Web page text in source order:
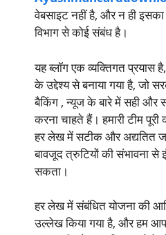
वेबसाइट नहीं है, और न ही इसका
विभाग से कोई संबंध है।
यह ब्लॉग एक व्यक्तिगत प्रयास
के उद्देश्य से बनाया गया है, जो
बैकिंग , न्यूज के बारे में सही और
करना चाहते हैं। हमारी टीम
हर लेख में सटीक और अद्यतित
बावजूद त्रुटियों की संभावना से
सकता।
हर लेख में संबंधित योजना की
उल्लेख किया गया है, और हम